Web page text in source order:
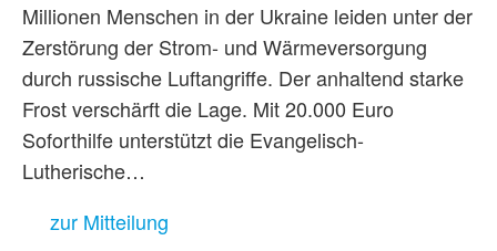
Millionen Menschen in der Ukraine leiden unter der
Zerstörung der Strom- und Wärmeversorgung
durch russische Luftangriffe. Der anhaltend starke
Frost verschärft die Lage. Mit 20.000 Euro
Soforthilfe unterstützt die Evangelisch-
Lutherische…
zur Mitteilung